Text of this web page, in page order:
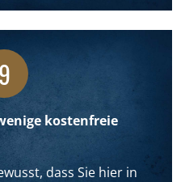
9
kostenfreie
dass Sie hier in